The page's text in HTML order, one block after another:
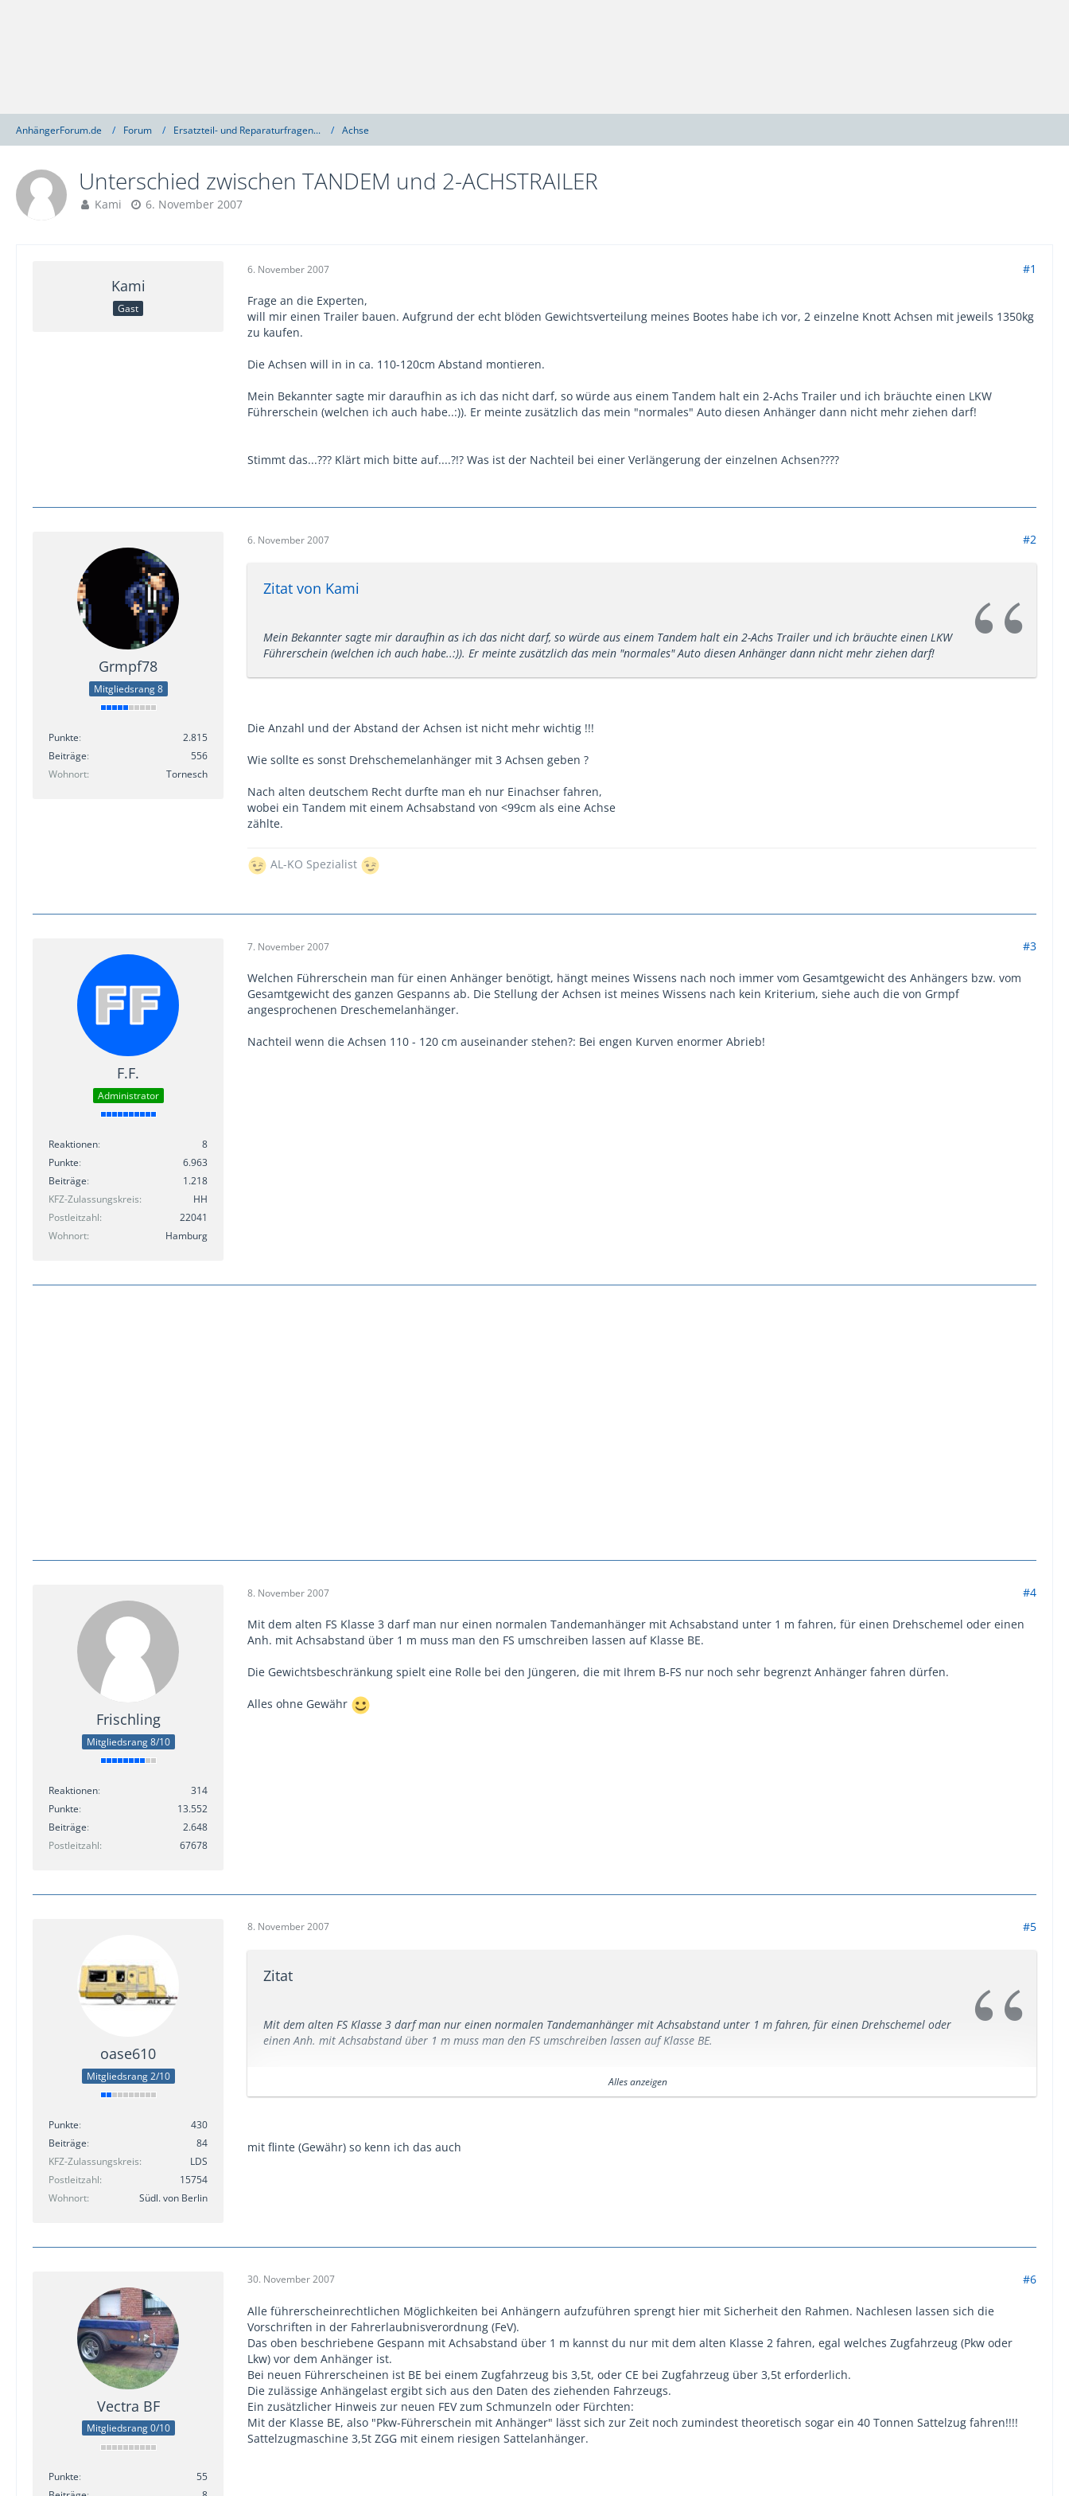
AnhängerForum.de Forum Ersatzteil- und Reparaturfragen... Achse
Unterschied zwischen TANDEM und 2-ACHSTRAILER
Kami 6. November 2007
Kami
Gast
6. November 2007 #1
Frage an die Experten,
will mir einen Trailer bauen. Aufgrund der echt blöden Gewichtsverteilung meines Bootes habe ich vor, 2 einzelne Knott Achsen mit jeweils 1350kg
zu kaufen.
Die Achsen will in in ca. 110-120cm Abstand montieren.
Mein Bekannter sagte mir daraufhin as ich das nicht darf, so würde aus einem Tandem halt ein 2-Achs Trailer und ich bräuchte einen LKW
Führerschein (welchen ich auch habe..:)). Er meinte zusätzlich das mein "normales" Auto diesen Anhänger dann nicht mehr ziehen darf!
Stimmt das...??? Klärt mich bitte auf....?!? Was ist der Nachteil bei einer Verlängerung der einzelnen Achsen????
Grmpf78
Mitgliedsrang 8
Punkte
2.815
Beiträge
556
Wohnort
Tornesch
6. November 2007 #2
Zitat von Kami
Mein Bekannter sagte mir daraufhin as ich das nicht darf, so würde aus einem Tandem halt ein 2-Achs Trailer und ich bräuchte einen LKW
Führerschein (welchen ich auch habe..:)). Er meinte zusätzlich das mein "normales" Auto diesen Anhänger dann nicht mehr ziehen darf!
Die Anzahl und der Abstand der Achsen ist nicht mehr wichtig !!!
Wie sollte es sonst Drehschemelanhänger mit 3 Achsen geben ?
Nach alten deutschem Recht durfte man eh nur Einachser fahren,
wobei ein Tandem mit einem Achsabstand von <99cm als eine Achse
zählte.
AL-KO Spezialist
F.F.
Administrator
Reaktionen
8
Punkte
6.963
Beiträge
1.218
KFZ-Zulassungskreis
HH
Postleitzahl
22041
Wohnort
Hamburg
7. November 2007 #3
Welchen Führerschein man für einen Anhänger benötigt, hängt meines Wissens nach noch immer vom Gesamtgewicht des Anhängers bzw. vom
Gesamtgewicht des ganzen Gespanns ab. Die Stellung der Achsen ist meines Wissens nach kein Kriterium, siehe auch die von Grmpf
angesprochenen Dreschemelanhänger.
Nachteil wenn die Achsen 110 - 120 cm auseinander stehen?: Bei engen Kurven enormer Abrieb!
Frischling
Mitgliedsrang 8/10
Reaktionen
314
Punkte
13.552
Beiträge
2.648
Postleitzahl
67678
8. November 2007 #4
Mit dem alten FS Klasse 3 darf man nur einen normalen Tandemanhänger mit Achsabstand unter 1 m fahren, für einen Drehschemel oder einen
Anh. mit Achsabstand über 1 m muss man den FS umschreiben lassen auf Klasse BE.
Die Gewichtsbeschränkung spielt eine Rolle bei den Jüngeren, die mit Ihrem B-FS nur noch sehr begrenzt Anhänger fahren dürfen.
Alles ohne Gewähr
oase610
Mitgliedsrang 2/10
Punkte
430
Beiträge
84
KFZ-Zulassungskreis
LDS
Postleitzahl
15754
Wohnort
Südl. von Berlin
8. November 2007 #5
Zitat
Mit dem alten FS Klasse 3 darf man nur einen normalen Tandemanhänger mit Achsabstand unter 1 m fahren, für einen Drehschemel oder
einen Anh. mit Achsabstand über 1 m muss man den FS umschreiben lassen auf Klasse BE.
Alles anzeigen
mit flinte (Gewähr) so kenn ich das auch
Vectra BF
Mitgliedsrang 0/10
Punkte
55
30. November 2007 #6
Alle führerscheinrechtlichen Möglichkeiten bei Anhängern aufzuführen sprengt hier mit Sicherheit den Rahmen. Nachlesen lassen sich die
Vorschriften in der Fahrerlaubnisverordnung (FeV).
Das oben beschriebene Gespann mit Achsabstand über 1 m kannst du nur mit dem alten Klasse 2 fahren, egal welches Zugfahrzeug (Pkw oder
Lkw) vor dem Anhänger ist.
Bei neuen Führerscheinen ist BE bei einem Zugfahrzeug bis 3,5t, oder CE bei Zugfahrzeug über 3,5t erforderlich.
Die zulässige Anhängelast ergibt sich aus den Daten des ziehenden Fahrzeugs.
Ein zusätzlicher Hinweis zur neuen FEV zum Schmunzeln oder Fürchten:
Mit der Klasse BE, also "Pkw-Führerschein mit Anhänger" lässt sich zur Zeit noch zumindest theoretisch sogar ein 40 Tonnen Sattelzug fahren!!!!
Sattelzugmaschine 3,5t ZGG mit einem riesigen Sattelanhänger.